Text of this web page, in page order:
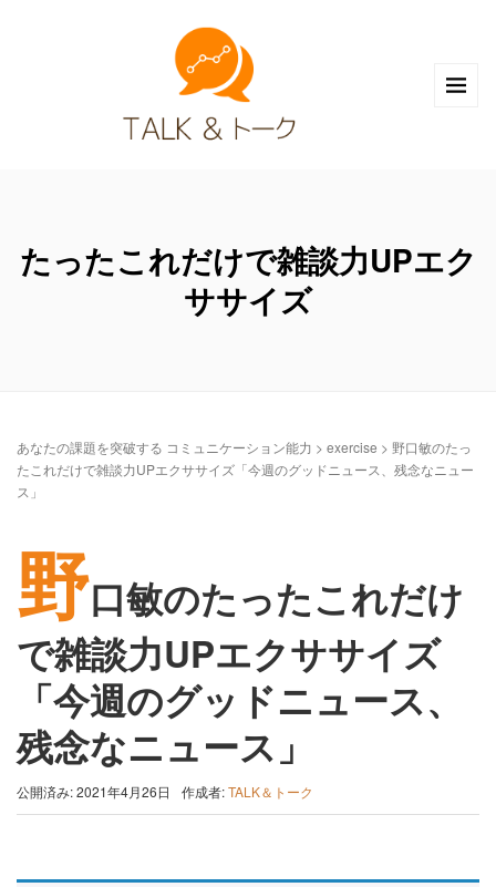
たったこれだけで雑談力UPエク
ササイズ
あなたの課題を突破する コミュニケーション能力 > exercise > 野口敏のたっ
たこれだけで雑談力UPエクササイズ「今週のグッドニュース、残念なニュー
ス」
野口敏のたったこれだけ
で雑談力UPエクササイズ
「今週のグッドニュース、
残念なニュース」
公開済み: 2021年4月26日 作成者:TALK＆トーク